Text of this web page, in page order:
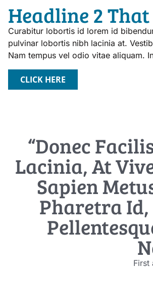
Headline 2
Curabitur lobortis id lorem id
pulvinar lobortis nibh lacinia at.
Nam tempus vel odio vitae aliquam.
CLICK HERE
“Donec
Lacinia, At
Sapien
Pharetra Id,
First